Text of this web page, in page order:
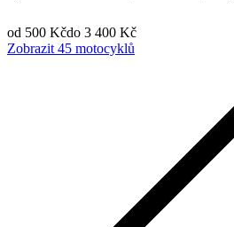
od 500 Kčdo 3 400 Kč
Zobrazit 45 motocyklů